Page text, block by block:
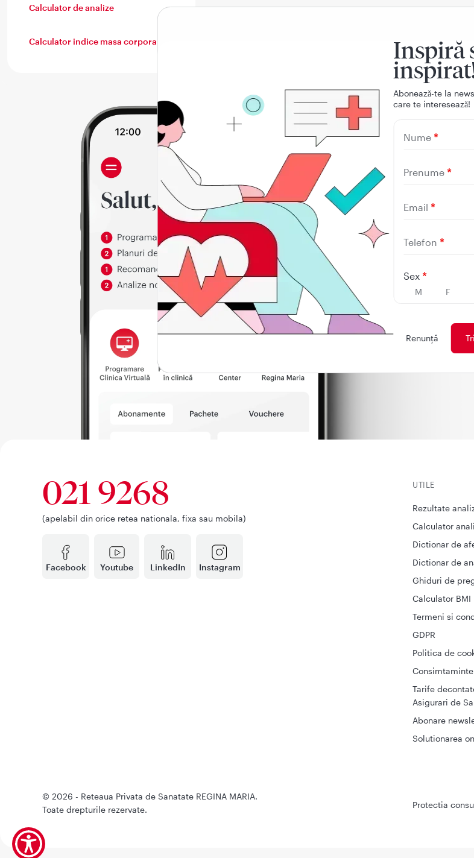
Calculator de analize
Calculator indice masa corporala Inspiră
Aboneazǎ-te la
care te intereseazǎ!
Nume
Prenume
Email
Telefon
Sex
M F
Renunţă
Facebook Youtube LinkedIn Instagram
021 9268
(apelabil din orice retea nationala, fixa sau mobila)
UTILE
Rezultate
Calculator
Dictionar de
Dictionar de
Ghiduri de
Calculator BMI
Termeni si
GDPR
Politica de
Tarife
Asigurari de
Abonare
Solutionarea
Protectia
© 2026 - Reteaua Privata de Sanatate REGINA MARIA.
Toate drepturile rezervate.